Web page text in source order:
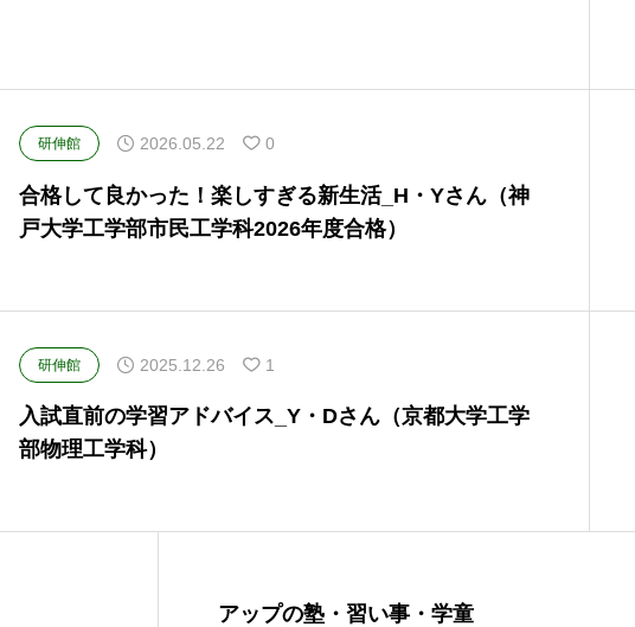
研伸館 2026.05.22 0
合格して良かった！楽しすぎる新生活_H・Yさん（神
戸大学工学部市民工学科2026年度合格）
研伸館 2025.12.26 1
入試直前の学習アドバイス_Y・Dさん（京都大学工学
部物理工学科）
アップの塾・習い事・学童